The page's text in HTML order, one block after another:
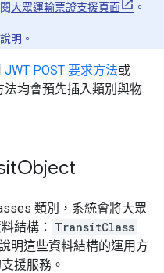
大眾運輸票證支援頁面 。
說明。
JWT POST 要求方法或
法均會預先插入類別與物
Object
類別，系統會將大眾
結構：
TransitClass
明這些資料結構的運用方
援服務。